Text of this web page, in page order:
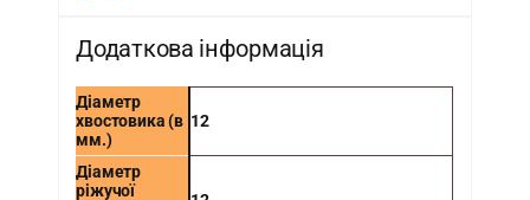
Додаткова інформація
Діаметр
хвостовика (в
мм.)
12
Діаметр
ріжучої